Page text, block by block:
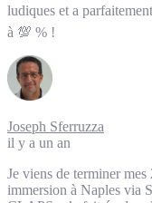
ludiques et a
à 💯 % !
Joseph Sferruzza
il y a un an
Je viens de terminer
immersion à Naples via